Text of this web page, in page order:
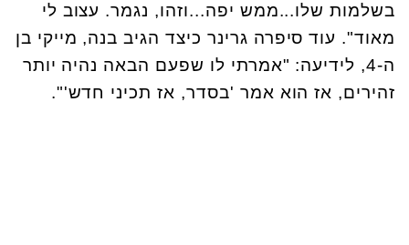
בשלמות שלו...ממש יפה...וזהו, נגמר. עצוב לי
מאוד". עוד סיפרה גרינר כיצד הגיב בנה, מייקי בן
ה-4, לידיעה: "אמרתי לו שפעם הבאה נהיה יותר
זהירים, אז הוא אמר 'בסדר, אז תכיני חדש'".